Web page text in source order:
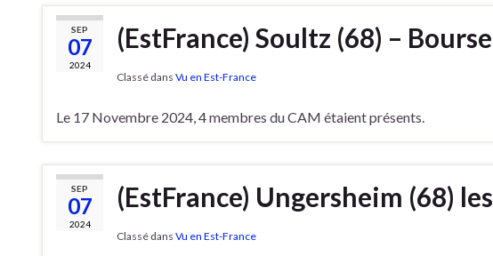
SEP
07
2024
(EstFrance) Soultz (68) –
Classé dans Vu en Est-France
Le 17 Novembre 2024, 4 membres du CAM étaient présents.
SEP
07
2024
(EstFrance) Ungersheim (68)
Classé dans Vu en Est-France